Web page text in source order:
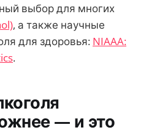
выбор для многих
, а также научные
для здоровья: NIAAA:
.
— и это